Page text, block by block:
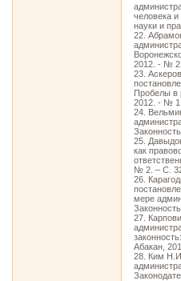
человека
науки и
22.
2012. - №
23.
Пробелы в
2012. - №
24.
25.
как
№ 2. – С.
26.
мере
27.
Абакан,
28. Ким